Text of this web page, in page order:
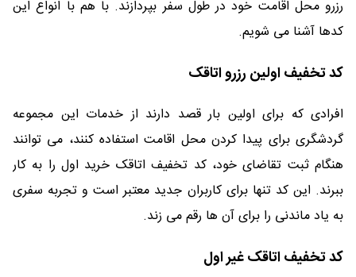
رزرو محل اقامت خود در طول سفر بپردازند. با هم با انواع این
کدها آشنا می شویم.
کد تخفیف اولین رزرو اتاقک
افرادی که برای اولین بار قصد دارند از خدمات این مجموعه
گردشگری برای پیدا کردن محل اقامت استفاده کنند، می توانند
هنگام ثبت تقاضای خود، کد تخفیف اتاقک خرید اول را به کار
ببرند. این کد تنها برای کاربران جدید معتبر است و تجربه سفری
به یاد ماندنی را برای آن ها رقم می زند.
کد تخفیف اتاقک غیر اول